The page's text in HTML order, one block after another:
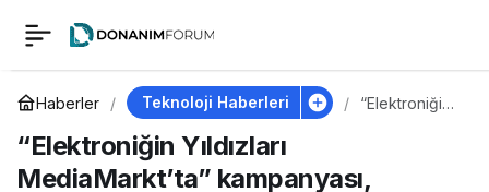
Haberler Teknoloji Haberleri
“Elektroniğin
kampanyası,
“Elektroniğin Yıldızları
MediaMarkt’ta” kampanyası,
“Elektroniğin
Yıldızları
MediaMarkt’ta”